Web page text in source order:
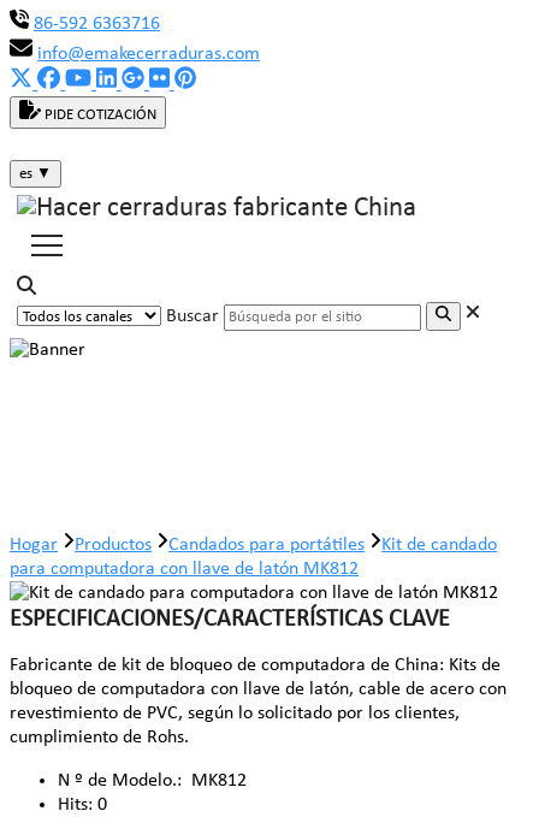
86-592 6363716
info@emakecerraduras.com
PIDE COTIZACIÓN
es ▼
Buscar
Hogar Productos Candados para portátiles
Kit de candado
para computadora con llave de latón MK812
ESPECIFICACIONES/CARACTERÍSTICAS CLAVE
Fabricante de kit de bloqueo de computadora de China: Kits de
bloqueo de computadora con llave de latón, cable de acero con
revestimiento de PVC, según lo solicitado por los clientes,
cumplimiento de Rohs.
N º de Modelo.:
MK812
Hits: 0